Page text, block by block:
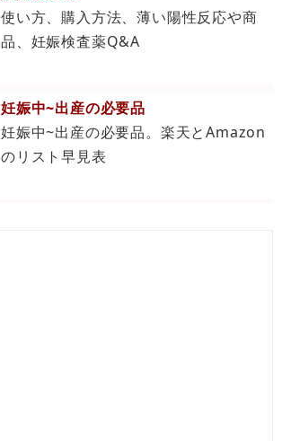
使い方、購入方法、薄い陽性反応や商
品、妊娠検査薬Q&A
妊娠中~出産の必要品
妊娠中~出産の必要品。楽天とAmazon
のリスト早見表